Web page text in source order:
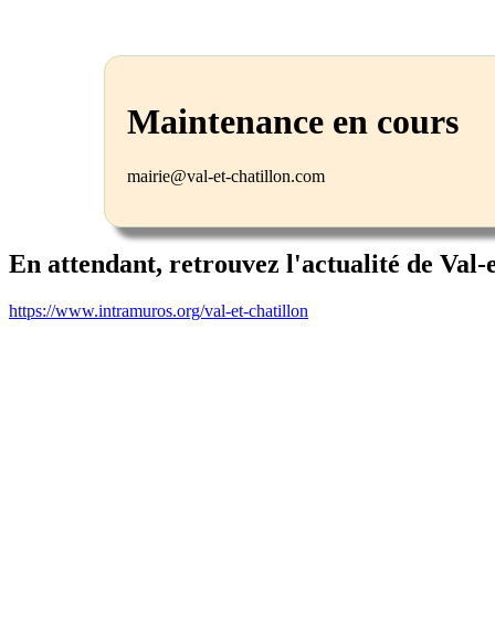
Maintenance en cours
mairie@val-et-chatillon.com
En attendant, retrouvez l'actualité de
https://www.intramuros.org/val-et-chatillon